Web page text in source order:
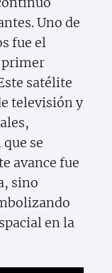
Uno de
fue el
primer
satélite
televisión y
se
avance fue
sino
en la